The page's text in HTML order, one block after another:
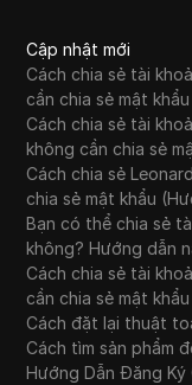
Cập nhật mới
Cách chia sẻ tài
cần chia sẻ mật
Cách chia sẻ tài
không cần chia sẻ
Cách chia sẻ
chia sẻ mật khẩu
Bạn có thể chia sẻ
không? Hướng dẫn
Cách chia sẻ tài
cần chia sẻ mật
Cách đặt lại thuật
Cách tìm sản phẩm
Hướng Dẫn Đăng Ký